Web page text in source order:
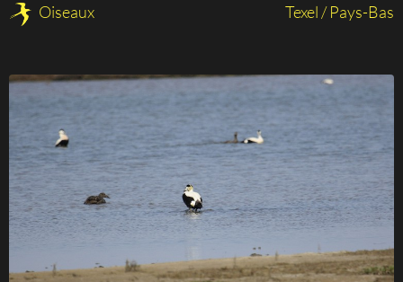
Oiseaux
Texel / Pays-Bas